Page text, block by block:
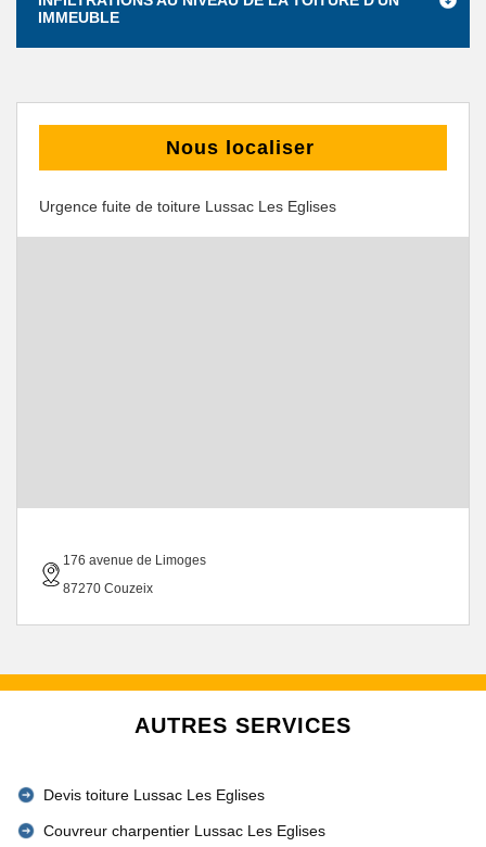
IMMEUBLE
Nous localiser
Urgence fuite de toiture Lussac Les Eglises
176 avenue de Limoges
87270 Couzeix
AUTRES SERVICES
Devis toiture Lussac Les Eglises
Couvreur charpentier Lussac Les Eglises